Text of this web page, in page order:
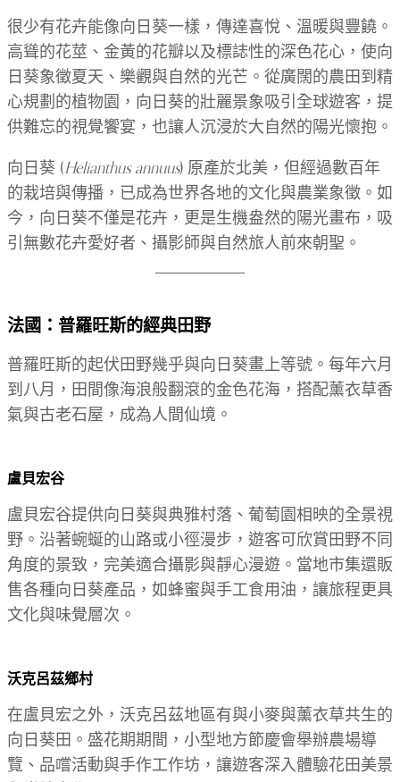
很少有花卉能像向日葵一樣，傳達喜悅、溫暖與豐饒。
高聳的花莖、金黃的花瓣以及標誌性的深色花心，使向
日葵象徵夏天、樂觀與自然的光芒。從廣闊的農田到精
心規劃的植物園，向日葵的壯麗景象吸引全球遊客，提
供難忘的視覺饗宴，也讓人沉浸於大自然的陽光懷抱。
向日葵 (Helianthus annuus) 原產於北美，但經過數百年
的栽培與傳播，已成為世界各地的文化與農業象徵。如
今，向日葵不僅是花卉，更是生機盎然的陽光畫布，吸
引無數花卉愛好者、攝影師與自然旅人前來朝聖。
法國：普羅旺斯的經典田野
普羅旺斯的起伏田野幾乎與向日葵畫上等號。每年六月
到八月，田間像海浪般翻滾的金色花海，搭配薰衣草香
氣與古老石屋，成為人間仙境。
盧貝宏谷
盧貝宏谷提供向日葵與典雅村落、葡萄園相映的全景視
野。沿著蜿蜒的山路或小徑漫步，遊客可欣賞田野不同
角度的景致，完美適合攝影與靜心漫遊。當地市集還販
售各種向日葵產品，如蜂蜜與手工食用油，讓旅程更具
文化與味覺層次。
沃克呂茲鄉村
在盧貝宏之外，沃克呂茲地區有與小麥與薰衣草共生的
向日葵田。盛花期期間，小型地方節慶會舉辦農場導
覽、品嚐活動與手作工作坊，讓遊客深入體驗花田美景